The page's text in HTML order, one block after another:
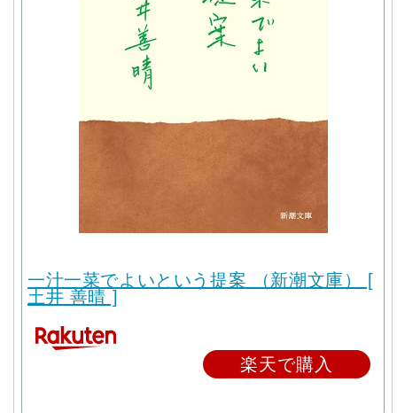
一汁一菜でよいという提案 （新潮文庫） [
土井 善晴 ]
楽天で購入